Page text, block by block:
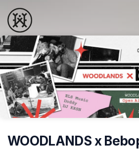
Skip header
WOODLANDS x